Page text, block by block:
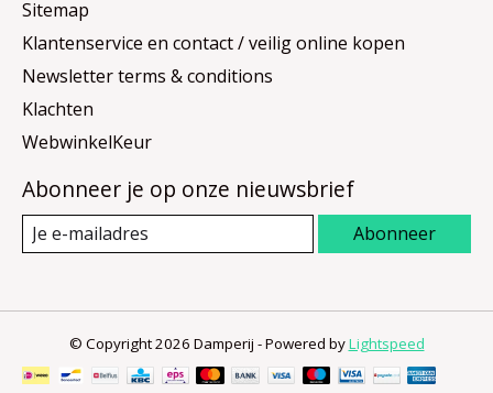
Sitemap
Klantenservice en contact / veilig online kopen
Newsletter terms & conditions
Klachten
WebwinkelKeur
Abonneer je op onze nieuwsbrief
Abonneer
© Copyright 2026 Damperij - Powered byLightspeed